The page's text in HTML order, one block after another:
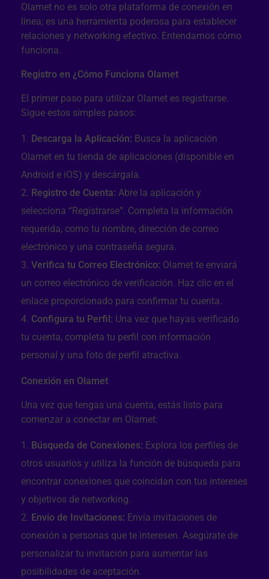
Olamet no es solo otra plataforma de conexión en
línea; es una herramienta poderosa para establecer
relaciones y networking efectivo. Entendamos cómo
funciona.
Registro en ¿Cómo Funciona Olamet
El primer paso para utilizar Olamet es registrarse.
Sigue estos simples pasos:
Descarga la Aplicación: Busca la aplicación
Olamet en tu tienda de aplicaciones (disponible en
Android e iOS) y descárgala.
Registro de Cuenta: Abre la aplicación y
selecciona “Registrarse”. Completa la información
requerida, como tu nombre, dirección de correo
electrónico y una contraseña segura.
Verifica tu Correo Electrónico: Olamet te enviará
un correo electrónico de verificación. Haz clic en el
enlace proporcionado para confirmar tu cuenta.
Configura tu Perfil: Una vez que hayas verificado
tu cuenta, completa tu perfil con información
personal y una foto de perfil atractiva.
Conexión en Olamet
Una vez que tengas una cuenta, estás listo para
comenzar a conectar en Olamet:
Búsqueda de Conexiones: Explora los perfiles de
otros usuarios y utiliza la función de búsqueda para
encontrar conexiones que coincidan con tus intereses
y objetivos de networking.
Envío de Invitaciones: Envía invitaciones de
conexión a personas que te interesen. Asegúrate de
personalizar tu invitación para aumentar las
posibilidades de aceptación.